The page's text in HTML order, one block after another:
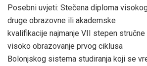
Posebni uvjeti: Stečena diploma
druge obrazovne ili akademske
kvalifikacije najmanje VII stepen
visoko obrazovanje prvog ciklusa
Bolonjskog sistema studiranja koji se